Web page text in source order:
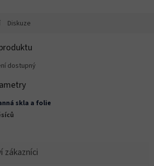
Diskuze
dostupný
skla a folie